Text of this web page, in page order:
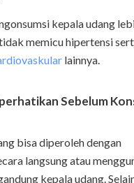
kepala udang
memicu hipertensi
lainnya.
Sebelum
bisa diperoleh dengan
langsung atau
kepala udang.